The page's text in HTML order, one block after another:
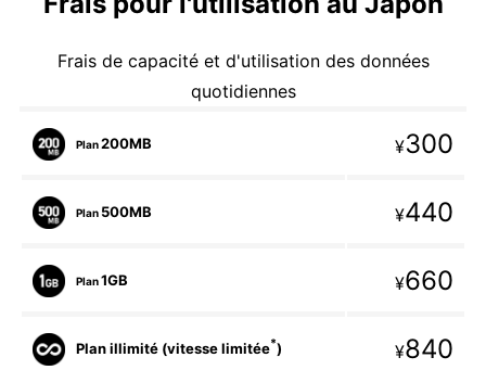
Frais de capacité et d'utilisation des données
quotidiennes
Plan200MB ¥300
Plan 500MB ¥440
Plan1GB ¥660
Plan illimité (vitesse limitée*) ¥840